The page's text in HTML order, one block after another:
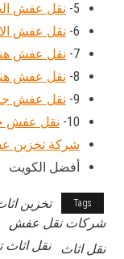
5- نقل عفش
6- نقل عفش
7- نقل عفش
8- نقل عفش
9- نقل عفش
10- نقل عفش
شركة تخزين
أفضل الكويت
Tags تخزين
شركات نقل عفش
نقل اثاث
نقل اثاث